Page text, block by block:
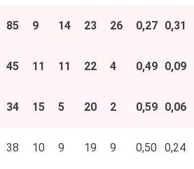
85 9 14 23 26 0,27 0,31
45 11 11 22 4 0,49 0,09
34 15 5 20 2 0,59 0,06
38 10 9 19 9 0,50 0,24